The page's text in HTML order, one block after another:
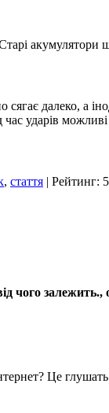
сягає далеко,
ударів
, стаття | Рейтинг:
чого залежить.,
Це